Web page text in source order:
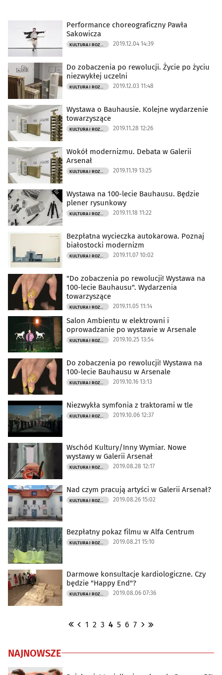
Performance choreograficzny Pawła
Sakowicza
2019.12.04 14:39
Do zobaczenia po rewolucji. Życie po życiu
niezwykłej uczelni
2019.12.03 11:48
Wystawa o Bauhausie. Kolejne wydarzenie
towarzyszące
2019.11.28 12:26
Wokół modernizmu. Debata w Galerii
Arsenał
2019.11.19 13:25
Wystawa na 100-lecie Bauhausu. Będzie
plener rysunkowy
2019.11.18 11:22
Bezpłatna wycieczka autokarowa. Poznaj
białostocki modernizm
2019.11.07 10:02
"Do zobaczenia po rewolucji! Wystawa na
100-lecie Bauhausu". Wydarzenia
towarzyszące
2019.11.05 11:14
Salon Ambientu w elektrowni i
oprowadzanie po wystawie w Arsenale
2019.10.25 13:54
Do zobaczenia po rewolucji! Wystawa na
100-lecie Bauhausu w Arsenale
2019.10.16 13:13
Niezwykła symfonia z traktorami w tle
2019.10.06 12:37
Wschód Kultury/Inny Wymiar. Nowe
wystawy w Galerii Arsenał
2019.08.28 12:17
Nad czym pracują artyści w Galerii Arsenał?
2019.08.26 15:02
Bezpłatny pokaz filmu w Alfa Centrum
2019.08.21 15:10
Darmowe konsultacje kardiologiczne. Czy
będzie "Happy End"?
2019.08.06 07:36
1 2 3 4 5 6 7
NAJNOWSZE